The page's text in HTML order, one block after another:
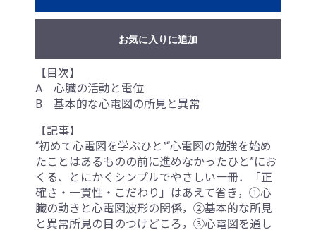
お気に入りに追加
【目次】
A 心臓の活動と電位
B 基本的な心電図の所見と異常
【記事】
“初めて心電図を学ぶひと”“心電図の勉強を始め
たことはあるものの前に進めなかったひと”にお
くる、とにかくシンプルでやさしい一冊．「正
確さ・一貫性・こだわり」はあえて省き，①心
臓の動きと心電図波形の関係，②基本的な所見
と異常所見の目のつけどころ，③心電図を通し